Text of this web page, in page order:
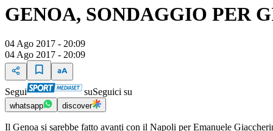
GENOA, SONDAGGIO PER
04 Ago 2017 - 20:09
04 Ago 2017 - 20:09
Segui suSeguici su
whatsapp discover
Il Genoa si sarebbe fatto avanti con il Napoli per Emanuele